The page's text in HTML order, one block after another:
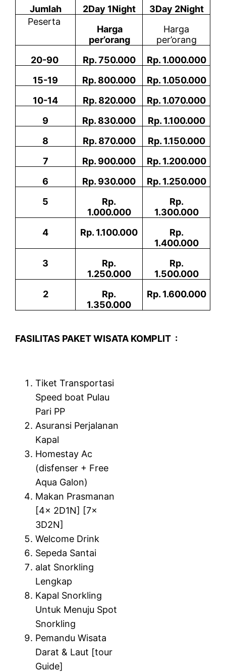
Jumlah 2Day 1Night
3Day 2Night
Peserta
Harga
per’orang
Harga
per’orang
20-90
Rp. 750.000
Rp. 1.000.000
15-19
Rp. 800.000
Rp. 1.050.000
10-14
Rp. 820.000
Rp. 1.070.000
9
Rp. 830.000
Rp. 1.100.000
8
Rp. 870.000
Rp. 1.150.000
7
Rp. 900.000
Rp. 1.200.000
6
Rp. 930.000
Rp. 1.250.000
5
Rp.
1.000.000
Rp.
1.300.000
4
Rp. 1.100.000
Rp.
1.400.000
3
Rp.
1.250.000
Rp.
1.500.000
2
Rp.
1.350.000
Rp. 1.600.000
FASILITAS PAKET WISATA KOMPLIT :
Tiket Transportasi
Speed boat Pulau
Pari PP
Asuransi Perjalanan
Kapal
Homestay Ac
(disfenser + Free
Aqua Galon)
Makan Prasmanan
[4x 2D1N] [7x
3D2N]
Welcome Drink
Sepeda Santai
alat Snorkling
Lengkap
Kapal Snorkling
Untuk Menuju Spot
Snorkling
Pemandu Wisata
Darat & Laut [tour
Guide]